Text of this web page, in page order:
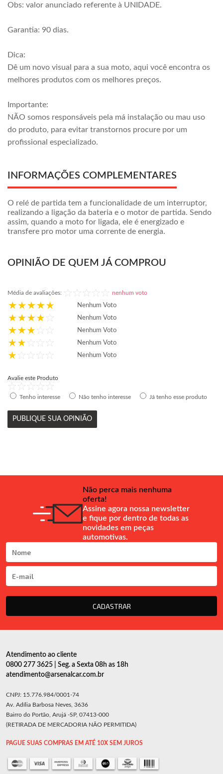
Obs: valor anunciado referente à UNIDADE.
Garantia: 90 dias.
Dica:
Dê um novo visual para a sua moto, aqui você encontra os
melhores produtos com os melhores preços.
Importante:
NÃO somos responsáveis pela má instalação ou mau uso
do produto, para evitar transtornos procure por um
profissional especializado.
INFORMAÇÕES COMPLEMENTARES
O relé de partida tem a funcionalidade de um interruptor,
realizando a ligação da bateria e o motor de partida. Sendo
assim, quando a moto for ligada, ele é energizado e
transfere pro motor uma corrente de energia.
OPINIÃO DE QUEM JÁ COMPROU
Média de avaliações: nenhum voto
Nenhum Voto
Nenhum Voto
Nenhum Voto
Nenhum Voto
Nenhum Voto
Avalie este Produto
Tenho interesse Não tenho interesse Já tenho esse produto
PUBLIQUE SUA OPINIÃO
Não perca mais nenhuma
oferta!
Assine agora nossa newsletter
e fique por dentro de todas as
novidades em peças
automotivas.
CADASTRAR
Atendimento ao cliente
0800 277 3625 | Seg. a Sexta 08h as 18h
atendimento@arsenalcar.com.br
CNPJ: 15.776.984/0001-74
Av. Adília Barbosa Neves, 3636
Bairro do Portão, Arujá -SP, 07413-000
(RETIRADA DE MERCADORIA NÃO PERMITIDA)
PAGUE SUAS COMPRAS EM ATÉ 10X SEM JUROS